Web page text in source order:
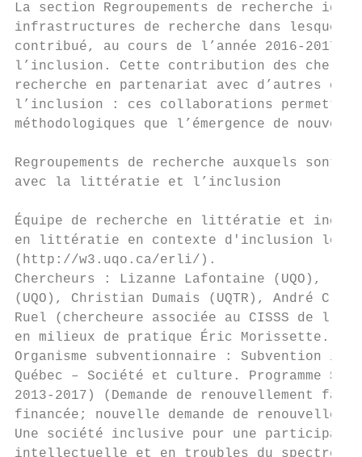
La section Regroupements de recherche
infrastructures de recherche dans
contribué, au cours de l’année 2016-
l’inclusion. Cette contribution des
recherche en partenariat avec d’autres
l’inclusion : ces collaborations
méthodologiques que l’émergence de
Regroupements de recherche auxquels sont
avec la littératie et l’inclusion
Équipe de recherche en littératie et
en littératie en contexte d'inclusion lors
(http://w3.uqo.ca/erli/).
Chercheurs : Lizanne Lafontaine (UQO),
(UQO), Christian Dumais (UQTR), André C.
Ruel (chercheure associée au CISSS de
en milieux de pratique Éric Morissette.
Organisme subventionnaire : Subvention
Québec – Société et culture. Programme
2013-2017) (Demande de renouvellement
financée; nouvelle demande de
Une société inclusive pour une
intellectuelle et en troubles du spectre